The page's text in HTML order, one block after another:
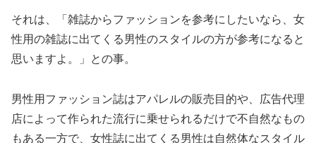
それは、「雑誌からファッションを参考にしたいなら、女
性用の雑誌に出てくる男性のスタイルの方が参考になると
思いますよ。」との事。
男性用ファッション誌はアパレルの販売目的や、広告代理
店によって作られた流行に乗せられるだけで不自然なもの
もある一方で、女性誌に出てくる男性は自然体なスタイル